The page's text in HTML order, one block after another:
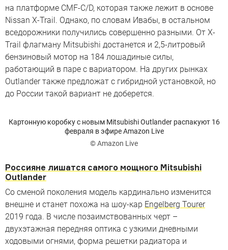
на платформе CMF-С/D, которая также лежит в основе
Nissan X-Trail. Однако, по словам Ивабы, в остальном
вседорожники получились совершенно разными. От X-
Trail флагману Mitsubishi достанется и 2,5-литровый
бензиновый мотор на 184 лошадиные силы,
работающий в паре с вариатором. На других рынках
Outlander также предложат с гибридной установкой, но
до России такой вариант не доберется.
Картонную коробку с новым Mitsubishi Outlander распакуют 16
февраля в эфире Amazon Live
© Amazon Live
Россияне лишатся самого мощного Mitsubishi
Outlander
Со сменой поколения модель кардинально изменится
внешне и станет похожа на шоу-кар Engelberg Tourer
2019 года. В числе позаимствованных черт –
двухэтажная передняя оптика с узкими дневными
ходовыми огнями, форма решетки радиатора и